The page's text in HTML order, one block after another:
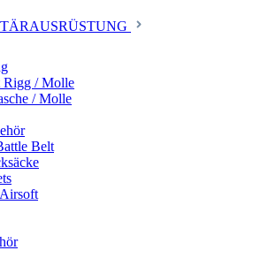
Rigg / Molle
/ Molle
Belt